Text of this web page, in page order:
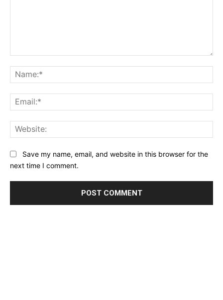
Save my name, email, and website in this browser for the
next time I comment.